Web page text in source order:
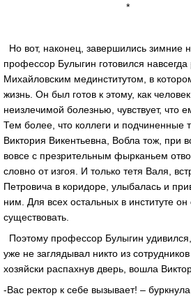
* *
Но вот, наконец, завершились зимние
профессор Булыгин готовился навсегда
Михайловским мединститутом, в
жизнь. Он был готов к этому, как
неизлечимой болезнью, чувствует, что
Тем более, что коллеги и подчиненные
Виктория Викентьевна, Вобла тож, при
вовсе с презрительным фырканьем
словно от изгоя. И только тетя Валя,
Петровича в коридоре, улыбалась и
ним. Для всех остальных в институте
существовать.
Поэтому профессор Булыгин удивился,
уже не заглядывал никто из
хозяйски распахнув дверь, вошла
-Вас ректор к себе вызывает! –